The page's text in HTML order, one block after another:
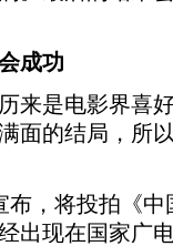
成功
是电影界喜
面的结局，所
，将投拍《中
出现在国家广